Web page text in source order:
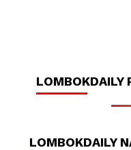
LOMBOKDAILY
LOMBOKDAILY